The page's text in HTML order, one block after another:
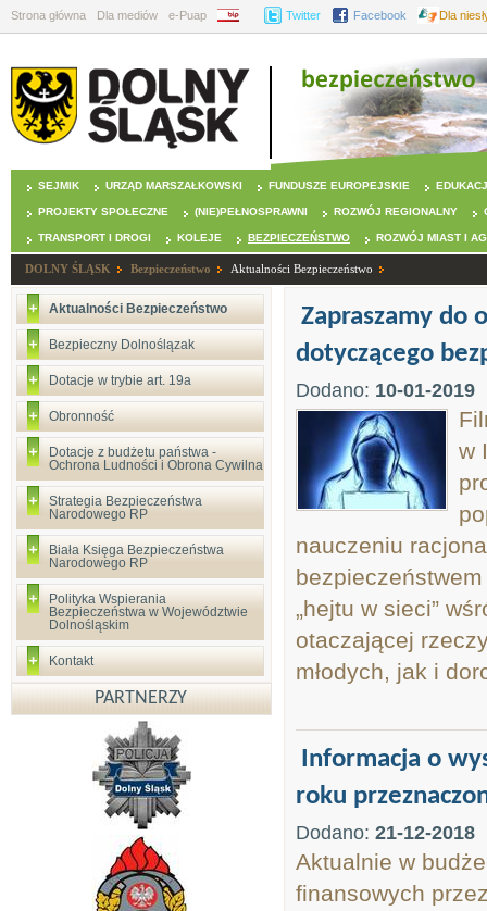
Strona główna Dla mediów e-Puap BIP Twitter Facebook Dla
SEJMIK URZĄD MARSZAŁKOWSKI FUNDUSZE EUROPEJSKIE
PROJEKTY SPOŁECZNE (NIE)PEŁNOSPRAWNI ROZWÓJ REGIONALNY
TRANSPORT I DROGI KOLEJE BEZPIECZEŃSTWO ROZWÓJ MIAST I
DOLNY ŚLĄSK Bezpieczeństwo Aktualności Bezpieczeństwo
Aktualności Bezpieczeństwo
Bezpieczny Dolnoślązak
Dotacje w trybie art. 19a
Obronność
Dotacje z budżetu państwa -
Ochrona Ludności i Obrona Cywilna
Strategia Bezpieczeństwa
Narodowego RP
Biała Księga Bezpieczeństwa
Narodowego RP
Polityka Wspierania
Bezpieczeństwa w Województwie
Dolnośląskim
Kontakt
PARTNERZY
Zapraszamy do
dotyczącego
Dodano: 10-01-2019
w
nauczeniu
„hejtu w sieci”
otaczającej
młodych, jak i
Informacja o
roku
Dodano: 21-12-2018
Aktualnie w
finansowych